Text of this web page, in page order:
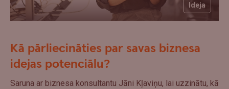
Ideja
Kā pārliecināties par savas biznesa
idejas potenciālu?
Saruna ar biznesa konsultantu Jāni Kļaviņu, lai uzzinātu, kā